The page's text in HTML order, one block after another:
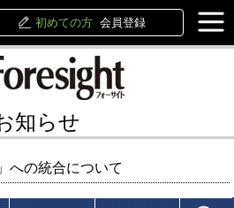
初めての方 会員登録
知らせ
への統合について